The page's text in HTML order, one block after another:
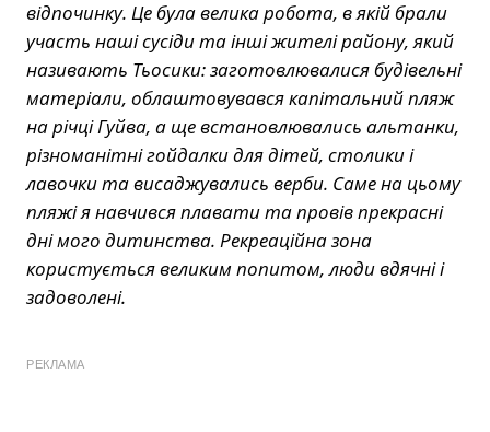
відпочинку. Це була велика робота, в якій брали
участь наші сусіди та інші жителі району, який
називають Тьосики: заготовлювалися будівельні
матеріали, облаштовувався капітальний пляж
на річці Гуйва, а ще встановлювались альтанки,
різноманітні гойдалки для дітей, столики і
лавочки та висаджувались верби. Саме на цьому
пляжі я навчився плавати та провів прекрасні
дні мого дитинства. Рекреаційна зона
користується великим попитом, люди вдячні і
задоволені.
РЕКЛАМА